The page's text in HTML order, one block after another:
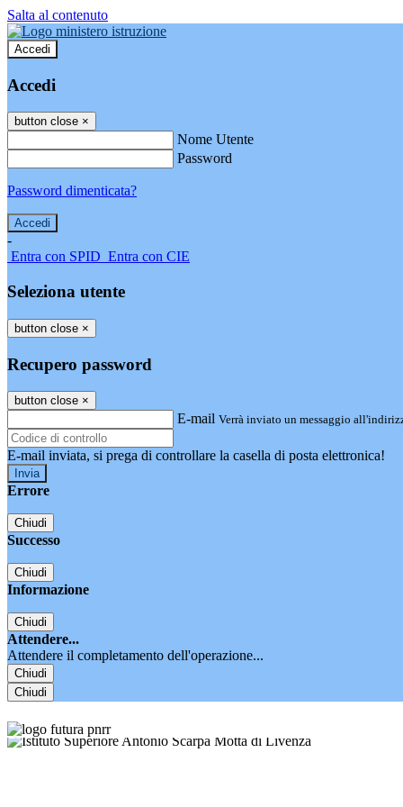
Salta al contenuto
Accedi
Accedi
button close ×
Nome Utente
Password
Password dimenticata?
-
Entra con SPID Entra con CIE
Seleziona utente
button close ×
Recupero password
button close ×
E-mail Verrà inviato un messaggio
E-mail inviata, si prega di controllare la casella di posta elettronica!
Errore
Chiudi
Successo
Chiudi
Informazione
Chiudi
Attendere...
Attendere il completamento dell'operazione...
Chiudi
Chiudi